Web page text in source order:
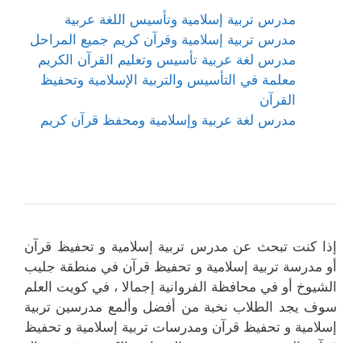
مدرس تربية إسلامية وتأسيس اللغة عربية
مدرس تربية إسلامية وقرآن كريم جميع المراحل
مدرس لغة عربية تأسيس وتعليم القرآن الكريم
معلمة في التأسيس والتربية الإسلامية وتحفيظ
القرآن
مدرس لغة عربية وإسلامية ومحفظ قرآن كريم
إذا كنت تبحث عن مدرس تربية إسلامية و تحفيظ قرآن
أو مدرسة تربية إسلامية و تحفيظ قرآن في منطقة جليب
الشيوخ أو في محافظة الفروانية إجمالا ، في كويت العلم
سوف يجد الطلاب نخبة من أفضل وألمع مدرسين تربية
إسلامية و تحفيظ قرآن ومدرسات تربية إسلامية و تحفيظ